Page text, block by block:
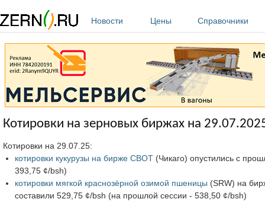
Новости
Цены Справочники
Котировки на зерновых биржах на
Котировки на 29.07.25:
котировки кукурузы на бирже CBOT(Чикаго) опустились с
393,75 ¢/bsh)
котировки мягкой краснозёрной озимой пшеницы (SRW) на
составили 529,75 ¢/bsh (на прошлой сессии - 538,50 ¢/bsh)